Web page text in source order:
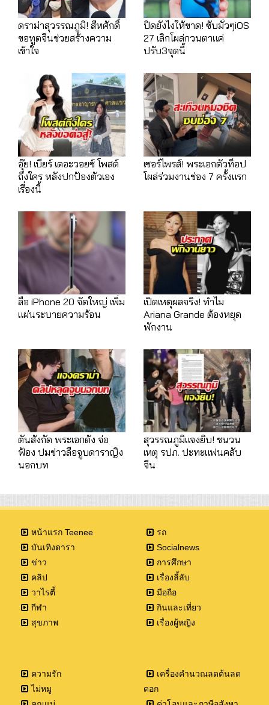
ดราม่าสุวรรณภูมิ! สีหศักดิ์
ขอทูตจีนช่วยสร้างความ
เข้าใจ
ปิดยังไงให้ขาด! ซับมั่วๆiOS
27 เลิกโผล่กวนตาแค่
ปรับ3จุดนี้
อุ๊ย! เบียร์ เดอะวอยซ์ โพสต์
ถึงใคร หลังปกป้องตัวเอง
เรื่องนี้
เซอร์ไพรส์! พระเอกตัวท็อป
โผล่ร่วมงานช่อง 7 ครั้งแรก
ลือ iPhone 20 จัดใหญ่ เพิ่ม
แผ่นระบายความร้อน
เปิดเหตุผลจริง! ทำไม
Ariana Grande ต้องหยุด
พักงาน
ตันสังกัด พระเอกดัง จ่อ
ฟ้อง ปมข่าวลือจูบดาราญิง
นอกบท
สุวรรณภูมิแจงยิบ! ชนวน
เหตุ รปภ. ปะทะแฟนคลับ
จีน
หน้าแรก Teenee
บันเทิงดารา
ข่าว
คลิป
วาไรตี้
กีฬา
สุขภาพ
รถ
Socialnews
การศึกษา
เรื่องลี้ลับ
มือถือ
กินและเที่ยว
เรื่องผู้หญิง
ความรัก
ไม่หมู
เครื่องคำนวณลดต้นลด
ดอก